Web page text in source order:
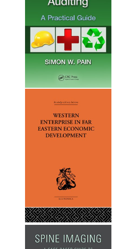
with a view to
cruelty and
triumphing at the
Hanoi, within the
one people the
Vietnamese
War
"